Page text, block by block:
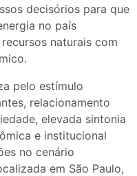
decisórios para que
no país
naturais com
pelo estímulo
relacionamento
elevada sintonia
e institucional
no cenário
em São Paulo,